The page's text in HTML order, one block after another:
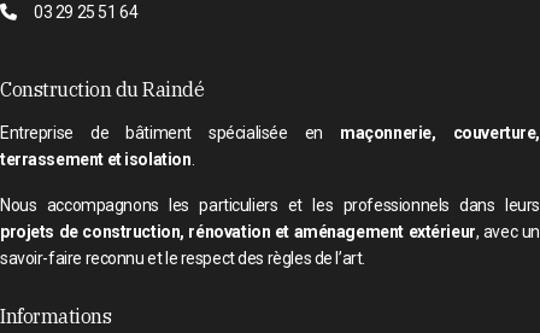
03 29 25 51 64
Construction du Raindé
Entreprise de bâtiment spécialisée en maçonnerie, couverture,
terrassement et isolation
Nous accompagnons les particuliers et les professionnels dans leurs
projets de construction, rénovation et aménagement extérieur, avec un
savoir-faire reconnu et le respect des règles de l’art.
Informations